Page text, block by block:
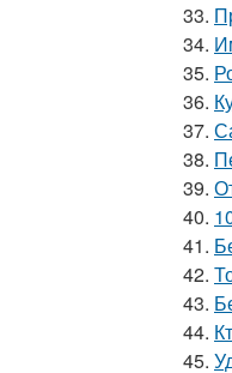
33.
34.
35.
36.
37.
38.
39.
40.
41.
42.
43.
44.
45.